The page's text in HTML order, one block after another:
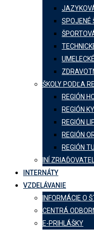
SPOJENÉ
ŠKOLY PODĽA
REGIÓN
REGIÓN
REGIÓN
REGIÓN
REGIÓN
INÍ
INTERNÁTY
VZDELÁVANIE
INFORMÁCIE O
CENTRÁ
E-PRIHLÁŠKY